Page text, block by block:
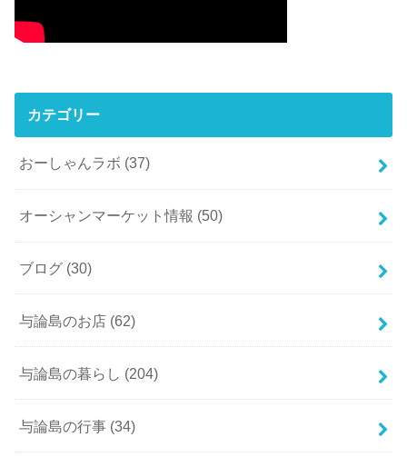
カテゴリー
おーしゃんラボ (37)
オーシャンマーケット情報 (50)
ブログ (30)
与論島のお店 (62)
与論島の暮らし (204)
与論島の行事 (34)